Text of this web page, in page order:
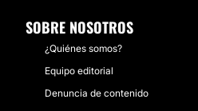
SOBRE NOSOTROS
¿Quiénes somos?
Equipo editorial
Denuncia de contenido